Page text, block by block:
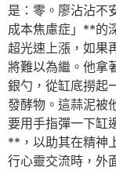
是：零。廖沾沾不
成本焦慮症」**的
超光速上漲，如果
將難以為繼。他拿
銀勺，從缸底撈起
發酵物。這蒜泥被
要用手指彈一下缸
**，以助其在精神
行心靈交流時，外